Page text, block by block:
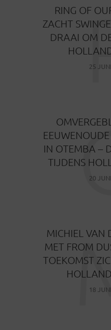
RING OF
ZACHT
DRAAI OM
25
IN OTEMBA –
TIJDENS
20
MICHIEL VAN
MET FROM
TOEKOMST
HOLLAND
18